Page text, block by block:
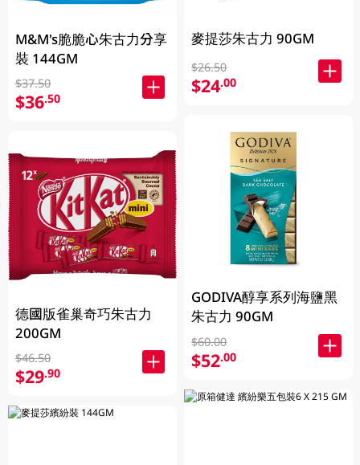
M&M's脆脆心朱古力分享
裝 144GM
$37.50
$36.50
德國版雀巢奇巧朱古力
200GM
$46.50
$29.90
麥提莎朱古力 90GM
$26.50
$24.00
GODIVA醇享系列海鹽黑
朱古力 90GM
$60.00
$52.00